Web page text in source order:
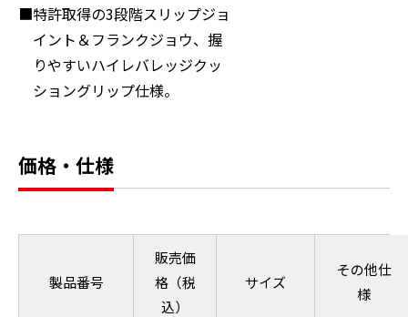
特許取得の3段階スリップジョ
イント＆フランクジョウ、握
りやすいハイレバレッジクッ
ショングリップ仕様。
価格・仕様
製品番号
販売価
格（税
込）
サイズ
その他仕
様